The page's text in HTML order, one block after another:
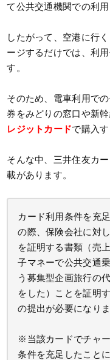
て公共交通機関での利
したがって、空港に行
ージするだけでは、利
す。
そのため、電車利用で
券をみどりの窓口や新
レジットカードで購入
そんな中、三井住友カ
載があります。
カード利用条件を充
の際、保険会社に対
を証明する書類（売
子マネーで公共交通
う募集型企画旅行の
をした）ことを証明
の提出が必要になりま
※当該カードでチャ
条件を充足したこと